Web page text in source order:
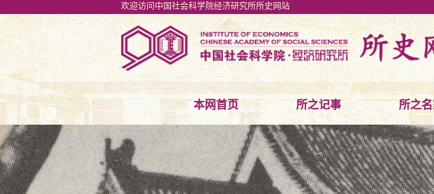
欢迎访问中国社会科学院经济研究所所史网站
本网首页 所之记事 所之